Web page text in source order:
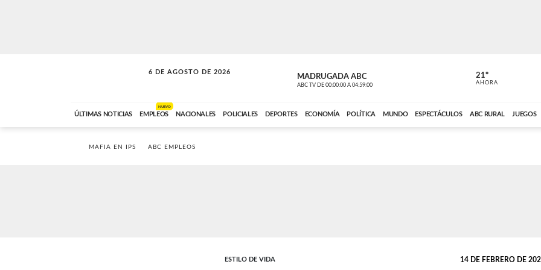
6 DE AGOSTO DE 2026
SOLO MÚSICA MADRUGADA ABC
ABC TV DE 00:00:00 A 04:59:00 ABC CARDINAL
21º
AHORA
ÚLTIMAS NOTICIAS EMPLEOS
NUEVO
NACIONALES POLICIALES DEPORTES ECONOMÍA POLÍTICA MUNDO ESPECTÁCULOS ABC RURAL JUEGOS
MAFIA EN IPS ABC EMPLEOS
ESTILO DE VIDA 14 DE FEBRERO DE